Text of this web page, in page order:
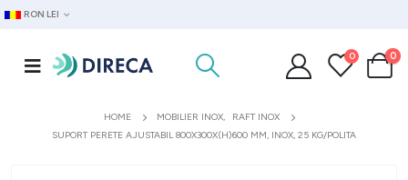
RON LEI
0 0
HOME MOBILIER INOX,
RAFT INOX
SUPORT PERETE AJUSTABIL 800X300X(H)600 MM, INOX, 25 KG/POLITA